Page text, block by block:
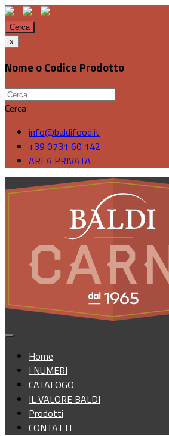
Cerca
x
Nome o Codice Prodotto
Cerca
info@baldifood.it
+39 0731 60 142
AREA PRIVATA
Home
I NUMERI
CATALOGO
IL VALORE BALDI
Prodotti
CONTATTI